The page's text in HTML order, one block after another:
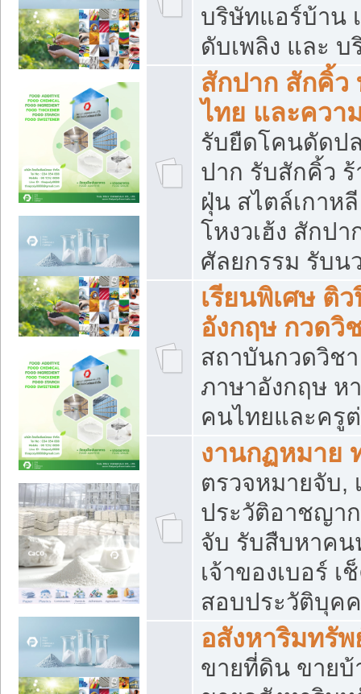
บริษัทแอร์บ้าน
ดับเพลิง และ
สักปาก สักคิ้
ไทย และควา
รับยืดโคนดัดป
ปาก รับสักคิ้ว
ฝุ่น สไตล์เกาห
โหงวเฮ้ง สักป
ศัลยกรรม รับน
เรียนพิเศษ ติ
อังกฤษ กวดวิ
สถาบันกวดวิช
ภาษาอังกฤษ ห
คนไทยและครู
งานกฏหมาย
ตรวจหมายจับ,
ประวัติอาชญา
จับ รับสืบหาคน
เจ้าของเบอร์
สอบประวัติบุค
อสังหาริมทรัพ
ขายที่ดิน ขายบ้